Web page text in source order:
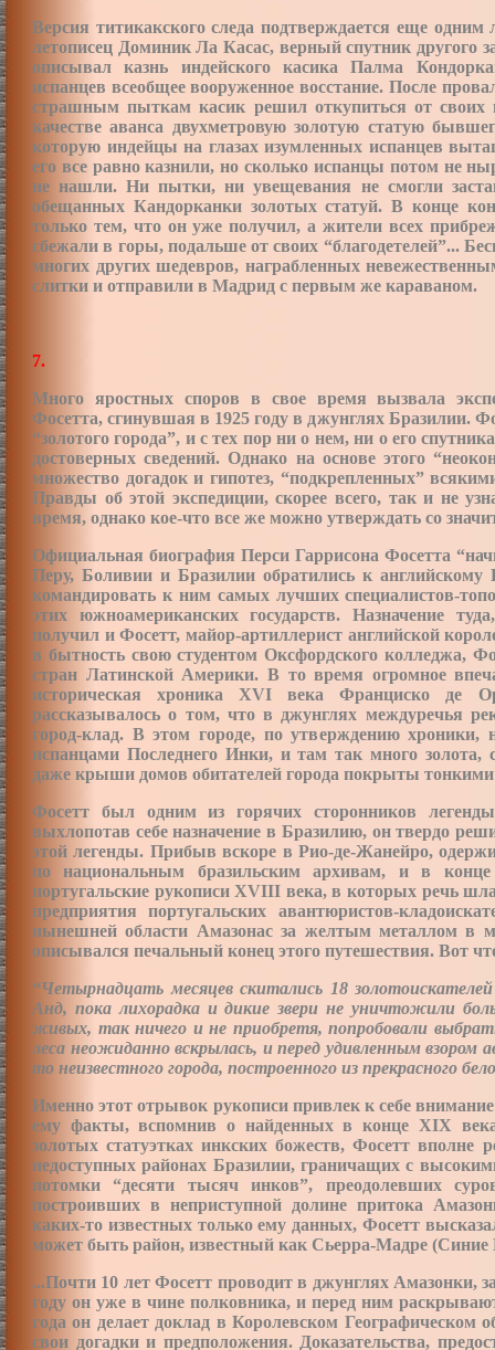
Версия титикакского следа подтверждается еще
летописец Доминик Ла Касас, верный спутник другого
описывал казнь индейского касика Палма
испанцев всеобщее вооруженное восстание. После
страшным пыткам касик решил откупиться от своих
качестве аванса двухметровую золотую статую
которую индейцы на глазах изумленных испанцев
его все равно казнили, но сколько испанцы потом не
не нашли. Ни пытки, ни увещевания не смогли
обещанных Кандорканки золотых статуй. В конце
только тем, что он уже получил, а жители всех
сбежали в горы, подальше от своих “благодетелей”...
многих других шедевров, награбленных
слитки и отправили в Мадрид с первым же караваном.
7.
Много яростных споров в свое время вызвала
Фосетта, сгинувшая в 1925 году в джунглях Бразилии.
“золотого города”, и с тех пор ни о нем, ни о его
достоверных сведений. Однако на основе этого
множество догадок и гипотез, “подкрепленных”
Правды об этой экспедиции, скорее всего, так и не
время, однако кое-что все же можно утверждать со
Официальная биография Перси Гаррисона Фосетта
Перу, Боливии и Бразилии обратились к английскому
командировать к ним самых лучших специалистов-
этих южноамериканских государств. Назначение
получил и Фосетт, майор-артиллерист английской
в бытность свою студентом Оксфордского колледжа,
стран Латинской Америки. В то время огромное
историческая хроника ХVI века Франциско де
рассказывалось о том, что в джунглях междуречья
город-клад. В этом городе, по утверждению
испанцами Последнего Инки, и там так много золота,
даже крыши домов обитателей города покрыты тонкими
Фосетт был одним из горячих сторонников
выхлопотав себе назначение в Бразилию, он твердо
этой легенды. Прибыв вскоре в Рио-де-Жанейро,
по национальным бразильским архивам, и в
португальские рукописи ХVIII века, в которых речь
предприятия португальских авантюристов-
нынешней области Амазонас за желтым металлом в
описывался печальный конец этого путешествия. Вот
“Четырнадцать месяцев скитались 18
Анд, пока лихорадка и дикие звери не уничтожили
живых, так ничего и не приобретя, попробовали
леса неожиданно вскрылась, и перед удивленным взором
то неизвестного города, построенного из прекрасного
Именно этот отрывок рукописи привлек к себе
ему факты, вспомнив о найденных в конце ХIХ
золотых статуэтках инкских божеств, Фосетт вполне
недоступных районах Бразилии, граничащих с
потомки “десяти тысяч инков”, преодолевших
построивших в неприступной долине притока
каких-то известных только ему данных, Фосетт
может быть район, известный как Сьерра-Мадре (Синие
...Почти 10 лет Фосетт проводит в джунглях Амазонки,
году он уже в чине полковника, и перед ним
года он делает доклад в Королевском Географическом
свои догадки и предположения. Доказательства,